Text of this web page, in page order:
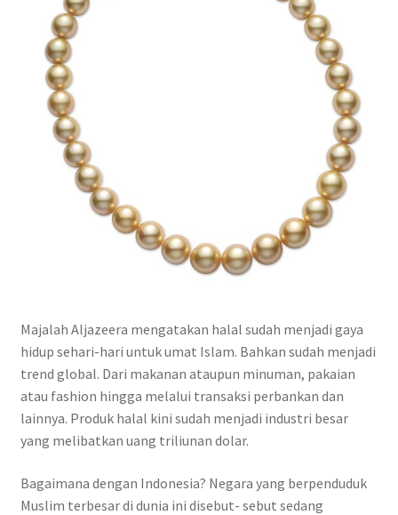
Majalah Aljazeera mengatakan halal sudah menjadi gaya
hidup sehari-hari untuk umat Islam. Bahkan sudah menjadi
trend global. Dari makanan ataupun minuman, pakaian
atau fashion hingga melalui transaksi perbankan dan
lainnya. Produk halal kini sudah menjadi industri besar
yang melibatkan uang triliunan dolar.
Bagaimana dengan Indonesia? Negara yang berpenduduk
Muslim terbesar di dunia ini disebut- sebut sedang